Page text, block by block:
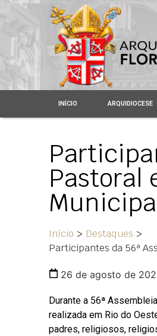
INÍCIO ARQUIDIOCESE
Pastoral
Início > Destaques >
Participantes da 56ª
26 de agosto de
Durante a 56ª
realizada em Rio do
padres, religiosos,